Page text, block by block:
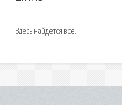
Здесь найдется все.